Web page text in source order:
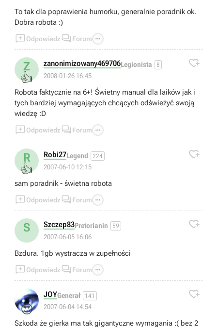
To tak dla poprawienia humorku, generalnie poradnik ok.
Dobra robota :)
Odpowiedz  Forum 
Z
👍
zanonimizowany469706Legionista 8
2008-01-26 16:45

Robota faktycznie na 6+! Świetny manual dla laików jak i
tych bardziej wymagających chcących odświeżyć swoją
wiedzę :D
Odpowiedz  Forum 
R
👍
Robi27Legend 224
2007-06-10 12:15

sam poradnik - świetna robota
Odpowiedz  Forum 
S Szczep83Pretorianin 59
2007-06-05 16:06

Bzdura. 1gb wystracza w zupełności
Odpowiedz  Forum 
😍
JOYGenerał 141
2007-06-04 14:54

Szkoda że gierka ma tak gigantyczne wymagania :( bez 2